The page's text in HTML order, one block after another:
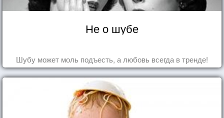
Не о шубе
Шубу может моль подъесть, а любовь всегда в тренде!